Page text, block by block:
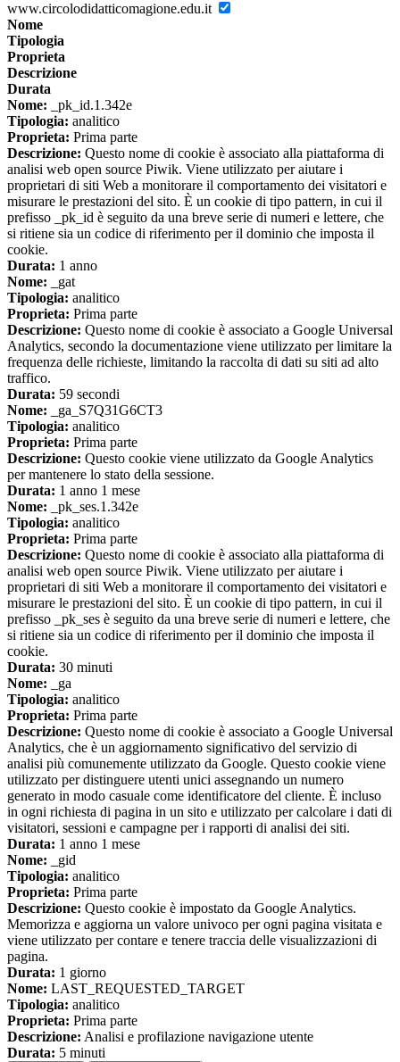
www.circolodidatticomagione.edu.it
Nome
Tipologia
Proprieta
Descrizione
Durata
Nome: _pk_id.1.342e
Tipologia: analitico
Proprieta: Prima parte
Descrizione: Questo nome di cookie è associato alla piattaforma di
analisi web open source Piwik. Viene utilizzato per aiutare i
proprietari di siti Web a monitorare il comportamento dei visitatori e
misurare le prestazioni del sito. È un cookie di tipo pattern, in cui il
prefisso _pk_id è seguito da una breve serie di numeri e lettere, che
si ritiene sia un codice di riferimento per il dominio che imposta il
cookie.
Durata: 1 anno
Nome: _gat
Tipologia: analitico
Proprieta: Prima parte
Descrizione: Questo nome di cookie è associato a Google Universal
Analytics, secondo la documentazione viene utilizzato per limitare la
frequenza delle richieste, limitando la raccolta di dati su siti ad alto
traffico.
Durata: 59 secondi
Nome: _ga_S7Q31G6CT3
Tipologia: analitico
Proprieta: Prima parte
Descrizione: Questo cookie viene utilizzato da Google Analytics
per mantenere lo stato della sessione.
Durata: 1 anno 1 mese
Nome: _pk_ses.1.342e
Tipologia: analitico
Proprieta: Prima parte
Descrizione: Questo nome di cookie è associato alla piattaforma di
analisi web open source Piwik. Viene utilizzato per aiutare i
proprietari di siti Web a monitorare il comportamento dei visitatori e
misurare le prestazioni del sito. È un cookie di tipo pattern, in cui il
prefisso _pk_ses è seguito da una breve serie di numeri e lettere, che
si ritiene sia un codice di riferimento per il dominio che imposta il
cookie.
Durata: 30 minuti
Nome: _ga
Tipologia: analitico
Proprieta: Prima parte
Descrizione: Questo nome di cookie è associato a Google Universal
Analytics, che è un aggiornamento significativo del servizio di
analisi più comunemente utilizzato da Google. Questo cookie viene
utilizzato per distinguere utenti unici assegnando un numero
generato in modo casuale come identificatore del cliente. È incluso
in ogni richiesta di pagina in un sito e utilizzato per calcolare i dati di
visitatori, sessioni e campagne per i rapporti di analisi dei siti.
Durata: 1 anno 1 mese
Nome: _gid
Tipologia: analitico
Proprieta: Prima parte
Descrizione: Questo cookie è impostato da Google Analytics.
Memorizza e aggiorna un valore univoco per ogni pagina visitata e
viene utilizzato per contare e tenere traccia delle visualizzazioni di
pagina.
Durata: 1 giorno
Nome: LAST_REQUESTED_TARGET
Tipologia: analitico
Proprieta: Prima parte
Descrizione: Analisi e profilazione navigazione utente
Durata: 5 minuti